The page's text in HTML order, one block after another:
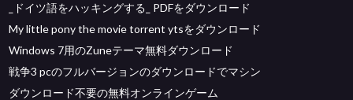
_ドイツ語をハッキングする_ PDFをダウンロード
My little pony the movie torrent ytsをダウンロード
Windows 7用のZuneテーマ無料ダウンロード
戦争3 pcのフルバージョンのダウンロードでマシン
ダウンロード不要の無料オンラインゲーム